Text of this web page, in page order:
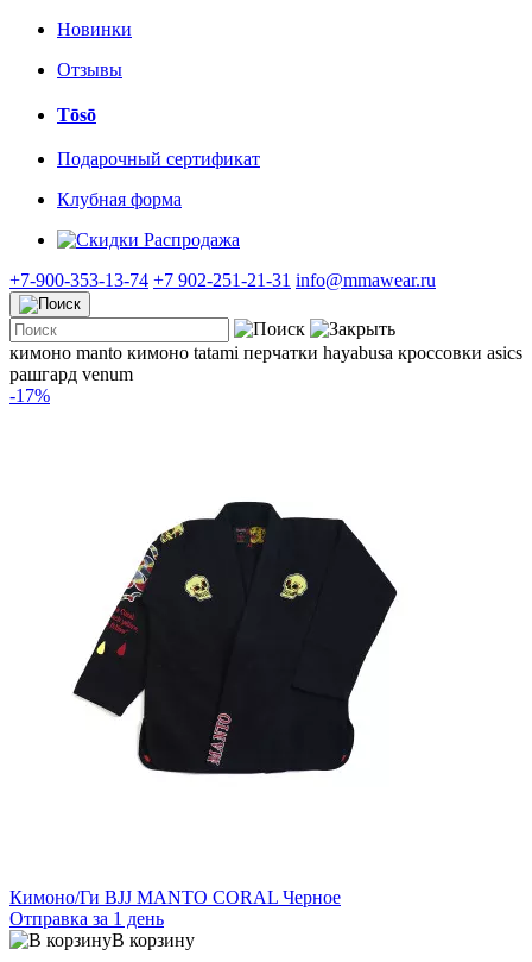
Новинки
Отзывы
Tōsō
Подарочный сертификат
Клубная форма
Распродажа
+7-900-353-13-74 +7 902-251-21-31 info@mmawear.ru
кимоно manto кимоно tatami перчатки hayabusa кроссовки asics
рашгард venum
-17%
Кимоно/Ги BJJ MANTO CORAL Черное
Отправка за 1 день
В корзину